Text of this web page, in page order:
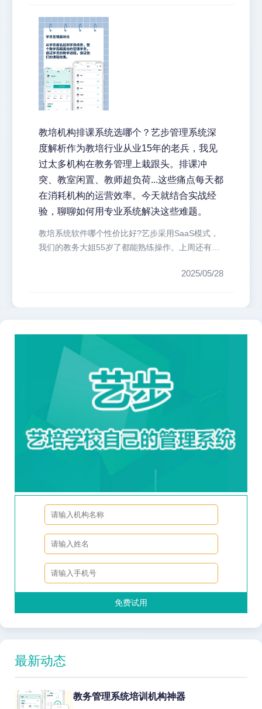
教培机构排课系统选哪个？艺步管理系统深
度解析作为教培行业从业15年的老兵，我见
过太多机构在教务管理上栽跟头。排课冲
突、教室闲置、教师超负荷...这些痛点每天都
在消耗机构的运营效率。今天就结合实战经
验，聊聊如何用专业系统解决这些难题。
教培系统软件哪个性价比好?艺步采用SaaS模式，
我们的教务大姐55岁了都能熟练操作。上周还有个
2025/05/28
免费试用
最新动态
教务管理系统培训机构神器